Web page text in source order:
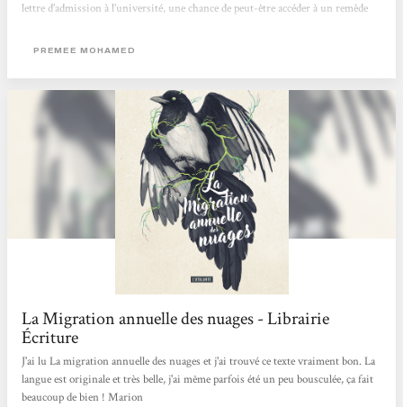
lettre d’admission à l’université, une chance de peut-être accéder à un remède
texte est tellement percutant que j'en suis bouleversé. Droits reproductifs, accès
dérèglement et catastrophes...
PREMEE MOHAMED
La Migration annuelle des nuages - Librairie
Écriture
J'ai lu La migration annuelle des nuages et j'ai trouvé ce texte vraiment bon. La
langue est originale et très belle, j'ai même parfois été un peu bousculée, ça fait
beaucoup de bien ! Marion